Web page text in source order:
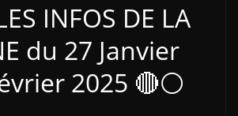
INFOS DE LA
du 27 Janvier
2025 🔴⚪